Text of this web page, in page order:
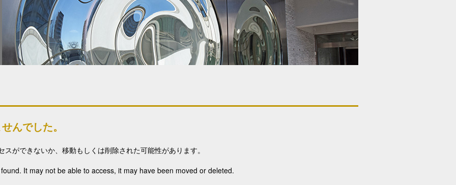
んでした。
ができないか、移動もしくは削除された可能性があります。
It may not be able to access, it may have been moved or deleted.